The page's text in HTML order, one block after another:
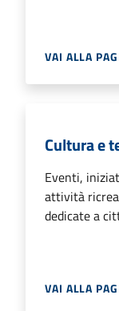
VAI ALLA
Cultura e
Eventi,
attività
dedicate a
VAI ALLA